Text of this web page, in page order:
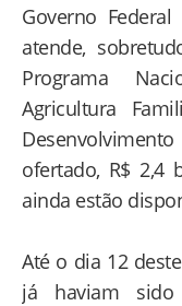
Governo
atende,
Programa
Agricultura
ofertado, R$ 2,4
ainda estão
Até o dia 12
já haviam sido